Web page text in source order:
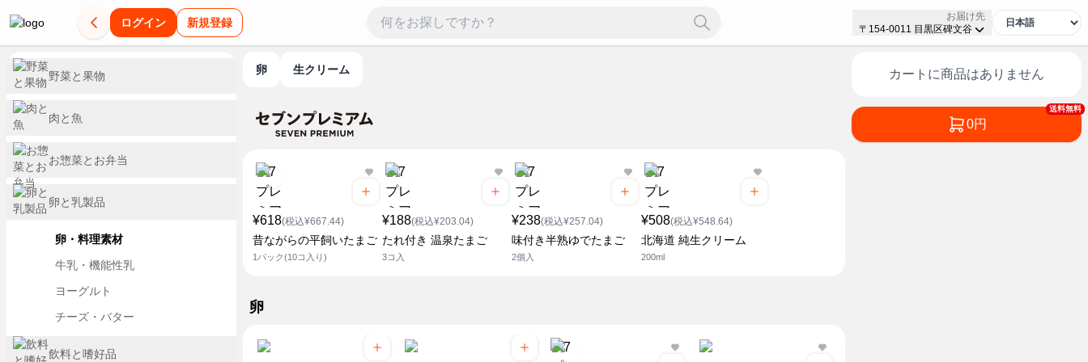
ログイン 新規登録
お届け先
〒154-0011 目黒区碑文谷
卵 生クリーム
¥618(税込¥667.44)
昔ながらの平飼いたまご
1パック(10コ入り)
¥188(税込¥203.04)
たれ付き 温泉たまご
3コ入
¥238(税込¥257.04)
味付き半熟ゆでたまご
2個入
¥508(税込¥548.64)
北海道 純生クリーム
200ml
卵
カートに商品はありません
送料無料
0円
野菜と果物
肉と魚
お惣菜とお弁当
卵と乳製品
卵・料理素材
牛乳・機能性乳
ヨーグルト
チーズ・バター
飲料と嗜好品